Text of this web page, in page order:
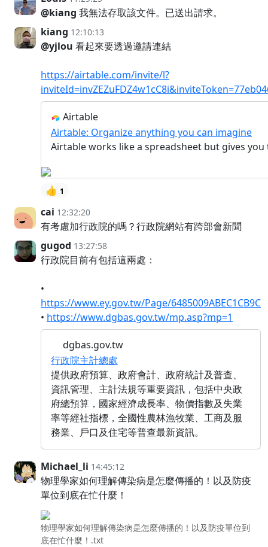
@kiang 我無法存取該文件。已送出請求。
kiang 12:10:13
@yjlou 看起來要透過邀請連結
https://airtable.com/invite/l?
Airtable
Airtable: Organize anything you can imagine
Airtable works like a spreadsheet but gives
👍 1
cai 12:32:20
有考慮加行政院的嗎？行政院網站有跨部會新聞
gugod 13:27:58
行政院目前有包括這兩處：
•
https://www.ey.gov.tw/Page/6485009ABEC1CB9C
• https://www.dgbas.gov.tw/mp.asp?mp=1
dgbas.gov.tw
行政院主計總處
提供政府預算、政府會計、政府統計及普查、
資訊管理、主計法規等重要資訊，包括中央政
府總預算，國家經濟成長率、物價指數及失業
率等經社指標，全國性農林漁牧業、工商及服
務業、戶口及住宅等普查最新資訊。
Michael_li 14:45:12
物理學家如何理解傳染病是怎麼傳播的！以及防疫
單位到底在忙什麼！
物理學家如何理解傳染病是怎麼傳播的！以及防疫單位到
底在忙什麼！.txt